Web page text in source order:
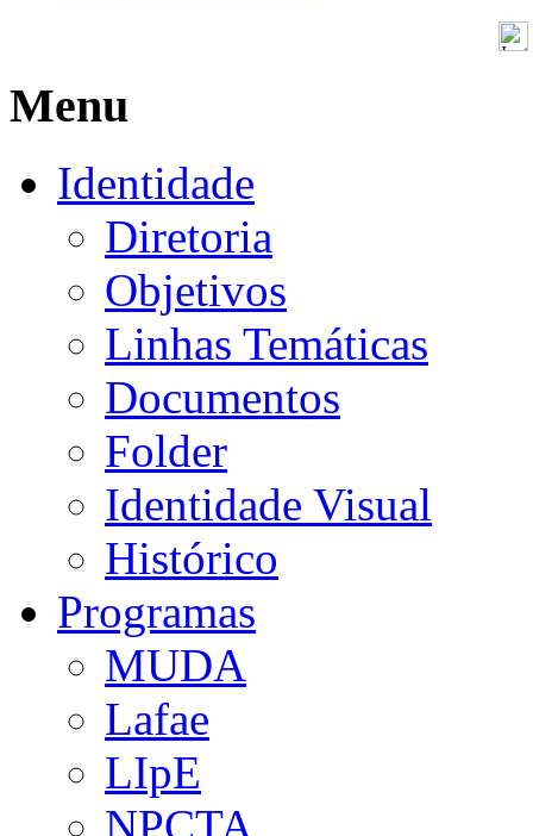
Menu
Identidade
Diretoria
Objetivos
Linhas Temáticas
Documentos
Folder
Identidade Visual
Histórico
Programas
MUDA
Lafae
LIpE
NPCTA